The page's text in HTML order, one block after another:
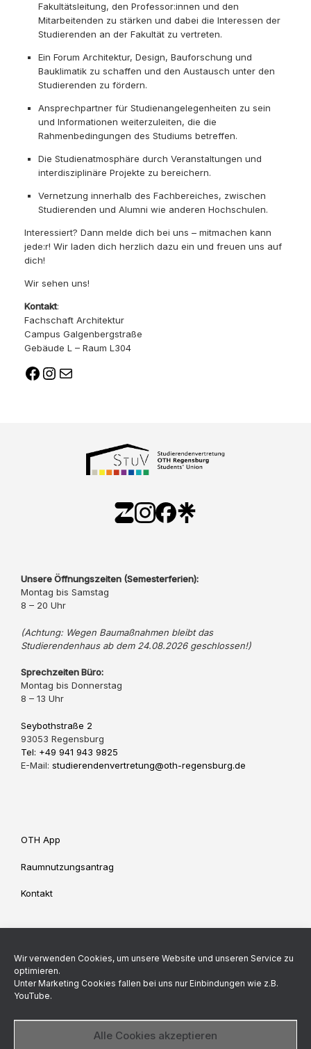
Wir verwenden Cookies, um unsere Website und unseren Service zu
optimieren.
Unter Marketing Cookies fallen bei uns nur Einbindungen wie z.B.
YouTube.
Alle Cookies akzeptieren
Fakultätsleitung, den Professor:innen und den
Mitarbeitenden zu stärken und dabei die Interessen der
Studierenden an der Fakultät zu vertreten.
Ein Forum Architektur, Design, Bauforschung und
Bauklimatik zu schaffen und den Austausch unter den
Studierenden zu fördern.
Ansprechpartner für Studienangelegenheiten zu sein
und Informationen weiterzuleiten, die die
Rahmenbedingungen des Studiums betreffen.
Die Studienatmosphäre durch Veranstaltungen und
interdisziplinäre Projekte zu bereichern.
Vernetzung innerhalb des Fachbereiches, zwischen
Studierenden und Alumni wie anderen Hochschulen.
Interessiert? Dann melde dich bei uns – mitmachen kann
jede:r! Wir laden dich herzlich dazu ein und freuen uns auf
dich!
Wir sehen uns!
Kontakt:
Fachschaft Architektur
Campus Galgenbergstraße
Gebäude L – Raum L304
Facebook
Instagram
E-Mail
Unsere Öffnungszeiten (Semesterferien):
Montag bis Samstag
8 – 20 Uhr
(Achtung: Wegen Baumaßnahmen bleibt das
Studierendenhaus ab dem 24.08.2026 geschlossen!)
Sprechzeiten Büro:
Montag bis Donnerstag
8 – 13 Uhr
Seybothstraße 2
93053 Regensburg
Tel: +49 941 943 9825
E-Mail: studierendenvertretung@oth-regensburg.de
OTH App
Raumnutzungsantrag
Kontakt
Datenschutz
Cookie-Richtlinie (EU)
Backend made by